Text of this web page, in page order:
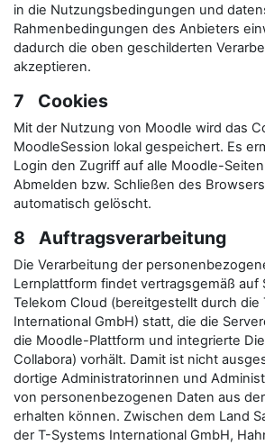
in die Nutzungsbedingungen und
Rahmenbedingungen des Anbieters
dadurch die oben geschilderten
akzeptieren.
7 Cookies
Mit der Nutzung von Moodle wird das
MoodleSession lokal gespeichert. Es
Login den Zugriff auf alle Moodle-
Abmelden bzw. Schließen des
automatisch gelöscht.
8 Auftragsverarbeitung
Die Verarbeitung der
Lernplattform findet vertragsgemäß auf
Telekom Cloud (bereitgestellt durch die
International GmbH) statt, die die
die Moodle-Plattform und integrierte
Collabora) vorhält. Damit ist nicht
dortige Administratorinnen und
von personenbezogenen Daten aus
erhalten können. Zwischen dem Land
der T-Systems International GmbH,